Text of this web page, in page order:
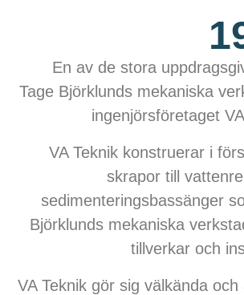
En av de stora
Tage Björklunds mekaniska
ingenjörsföretaget
VA Teknik konstruerar i
skrapor till
sedimenteringsbassänger
Björklunds mekaniska
tillverkar och
VA Teknik gör sig välkända